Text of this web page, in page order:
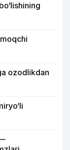
ozodlikdan